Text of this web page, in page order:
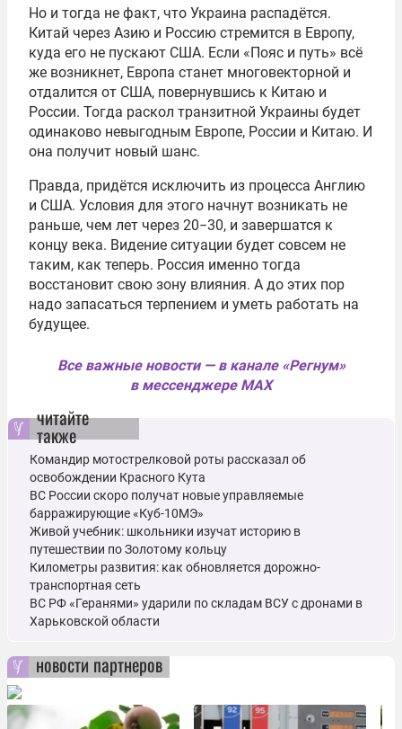
Но и тогда не факт, что Украина распадётся.
Китай через Азию и Россию стремится в Европу,
куда его не пускают США. Если «Пояс и путь» всё
же возникнет, Европа станет многовекторной и
отдалится от США, повернувшись к Китаю и
России. Тогда раскол транзитной Украины будет
одинаково невыгодным Европе, России и Китаю. И
она получит новый шанс.
Правда, придётся исключить из процесса Англию
и США. Условия для этого начнут возникать не
раньше, чем лет через 20−30, и завершатся к
концу века. Видение ситуации будет совсем не
таким, как теперь. Россия именно тогда
восстановит свою зону влияния. А до этих пор
надо запасаться терпением и уметь работать на
будущее.
Все важные новости — в канале «Регнум»
в мессенджере MAX
читайте
также
Командир мотострелковой роты рассказал об
освобождении Красного Кута
ВС России скоро получат новые управляемые
барражирующие «Куб-10МЭ»
Живой учебник: школьники изучат историю в
путешествии по Золотому кольцу
Километры развития: как обновляется дорожно-
транспортная сеть
ВС РФ «Геранями» ударили по складам ВСУ с дронами в
Харьковской области
новости партнеров